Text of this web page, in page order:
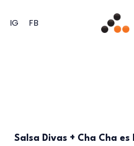
IG FB
Salsa Divas + Cha Cha